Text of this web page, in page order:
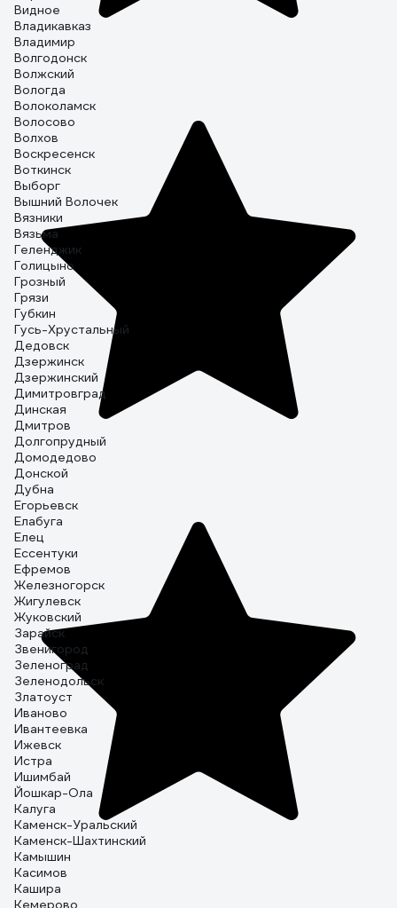
Видное
Владикавказ
Владимир
Волгодонск
Волжский
Вологда
Волоколамск
Волосово
Волхов
Воскресенск
Воткинск
Выборг
Вышний Волочек
Вязники
Вязьма
Геленджик
Голицыно
Грозный
Грязи
Губкин
Гусь-Хрустальный
Дедовск
Дзержинск
Дзержинский
Димитровград
Динская
Дмитров
Долгопрудный
Домодедово
Донской
Дубна
Егорьевск
Елабуга
Елец
Ессентуки
Ефремов
Железногорск
Жигулевск
Жуковский
Зарайск
Звенигород
Зеленоград
Зеленодольск
Златоуст
Иваново
Ивантеевка
Ижевск
Истра
Ишимбай
Йошкар-Ола
Калуга
Каменск-Уральский
Каменск-Шахтинский
Камышин
Касимов
Кашира
Кемерово